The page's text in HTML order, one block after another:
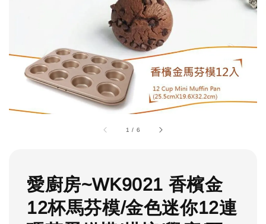
1 / 6
愛廚房~WK9021 香檳金
12杯馬芬模/金色迷你12連